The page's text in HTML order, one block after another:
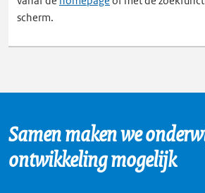
scherm.
Samen maken we
ontwikkeling mogelijk